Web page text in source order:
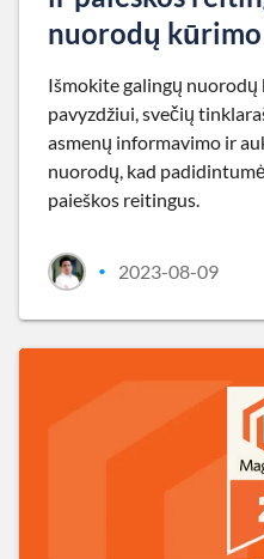
nuorodų
Išmokite galingų
pavyzdžiui, svečių
asmenų informavimo ir
nuorodų, kad
paieškos reitingus.
• 2023-08-09